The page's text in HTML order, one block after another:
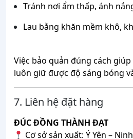
Tránh nơi ẩm thấp, ánh
Lau bằng khăn mềm khô,
Việc bảo quản đúng cách
luôn giữ được độ sáng bóng
7. Liên hệ đặt hàng
ĐÚC ĐỒNG THÀNH ĐẠT
Cơ sở sản xuất: Ý Yên –